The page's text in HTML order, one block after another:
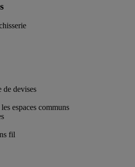
de devises
espaces communs
fil